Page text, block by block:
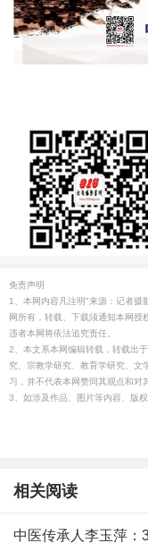
免责声明
1、本网内容凡注明"来源：记者摄
网所有，转载、下载须通知本网授
违者本网将依法追究责任。
2、本文系本网编辑转载，转载出
究、宗教学研究、教育学研究、文
习，并不代表本网赞同其观点和对
3、如涉及作品、图片等内容、版
相关阅读
中医传承人李玉萍：